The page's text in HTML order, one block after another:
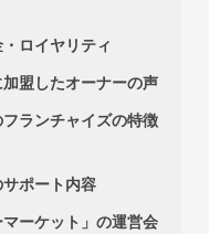
ロイヤリティ
加盟したオーナーの声
フランチャイズの特徴
ポート内容
ーケット」の運営会